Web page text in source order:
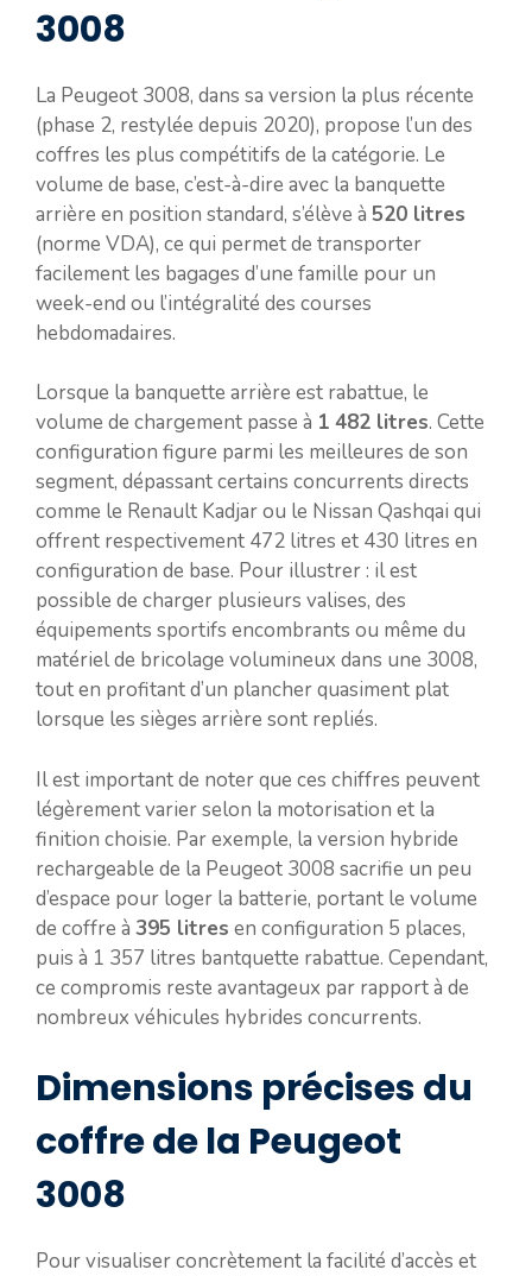
3008
La Peugeot 3008, dans sa version la plus récente
(phase 2, restylée depuis 2020), propose l’un des
coffres les plus compétitifs de la catégorie. Le
volume de base, c’est-à-dire avec la banquette
arrière en position standard, s’élève à 520 litres
(norme VDA), ce qui permet de transporter
facilement les bagages d’une famille pour un
week-end ou l’intégralité des courses
hebdomadaires.
Lorsque la banquette arrière est rabattue, le
volume de chargement passe à 1 482 litres. Cette
configuration figure parmi les meilleures de son
segment, dépassant certains concurrents directs
comme le Renault Kadjar ou le Nissan Qashqai qui
offrent respectivement 472 litres et 430 litres en
configuration de base. Pour illustrer : il est
possible de charger plusieurs valises, des
équipements sportifs encombrants ou même du
matériel de bricolage volumineux dans une 3008,
tout en profitant d’un plancher quasiment plat
lorsque les sièges arrière sont repliés.
Il est important de noter que ces chiffres peuvent
légèrement varier selon la motorisation et la
finition choisie. Par exemple, la version hybride
rechargeable de la Peugeot 3008 sacrifie un peu
d’espace pour loger la batterie, portant le volume
de coffre à 395 litres en configuration 5 places,
puis à 1 357 litres bantquette rabattue. Cependant,
ce compromis reste avantageux par rapport à de
nombreux véhicules hybrides concurrents.
Dimensions précises du
coffre de la Peugeot
3008
Pour visualiser concrètement la facilité d’accès et